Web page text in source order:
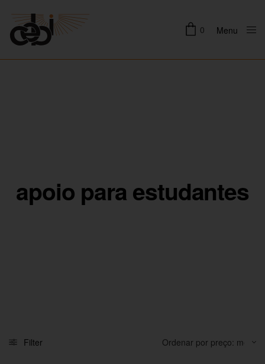
0 Menu
apoio para estudantes
Filter